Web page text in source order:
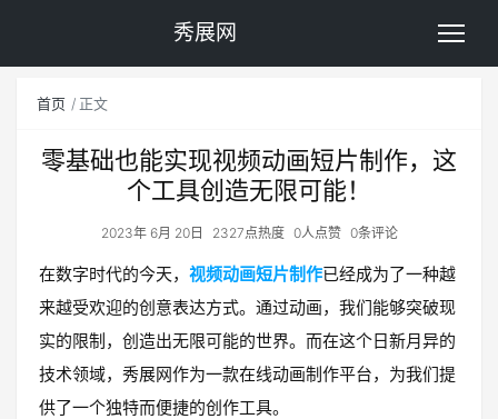
秀展网
首页 正文
零基础也能实现视频动画短片制作，这
个工具创造无限可能！
2023年 6月 20日 2327点热度 0人点赞 0条评论
在数字时代的今天， 视频动画短片制作已经成为了一种越
来越受欢迎的创意表达方式。通过动画，我们能够突破现
实的限制，创造出无限可能的世界。而在这个日新月异的
技术领域，秀展网作为一款在线动画制作平台，为我们提
供了一个独特而便捷的创作工具。